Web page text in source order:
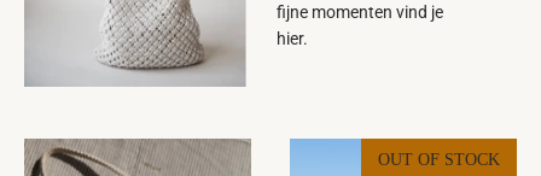
fijne momenten vind je
hier.
OUT OF STOCK